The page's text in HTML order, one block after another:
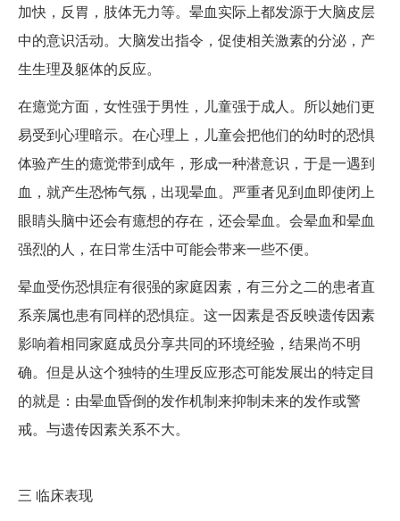
加快，反胃，肢体无力等。晕血实际上都发源于大脑皮层
中的意识活动。大脑发出指令，促使相关激素的分泌，产
生生理及躯体的反应。
在癔觉方面，女性强于男性，儿童强于成人。所以她们更
易受到心理暗示。在心理上，儿童会把他们的幼时的恐惧
体验产生的癔觉带到成年，形成一种潜意识，于是一遇到
血，就产生恐怖气氛，出现晕血。严重者见到血即使闭上
眼睛头脑中还会有癔想的存在，还会晕血。会晕血和晕血
强烈的人，在日常生活中可能会带来一些不便。
晕血受伤恐惧症有很强的家庭因素，有三分之二的患者直
系亲属也患有同样的恐惧症。这一因素是否反映遗传因素
影响着相同家庭成员分享共同的环境经验，结果尚不明
确。但是从这个独特的生理反应形态可能发展出的特定目
的就是：由晕血昏倒的发作机制来抑制未来的发作或警
戒。与遗传因素关系不大。
三 临床表现